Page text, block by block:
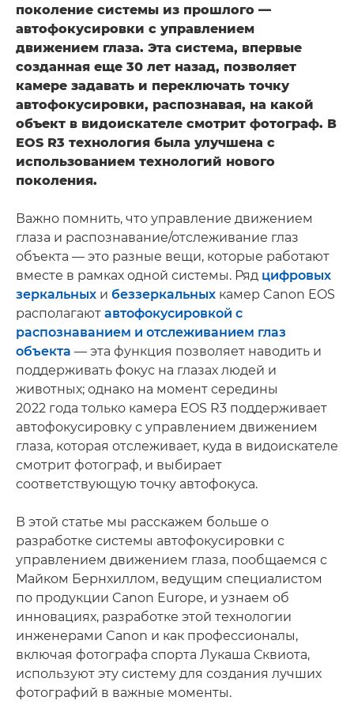
поколение системы из прошлого —
автофокусировки с управлением
движением глаза. Эта система, впервые
созданная еще 30 лет назад, позволяет
камере задавать и переключать точку
автофокусировки, распознавая, на какой
объект в видоискателе смотрит фотограф. В
EOS R3 технология была улучшена с
использованием технологий нового
поколения.
Важно помнить, что управление движением
глаза и распознавание/отслеживание глаз
объекта — это разные вещи, которые работают
вместе в рамках одной системы. Ряд цифровых
зеркальных и беззеркальных камер Canon EOS
располагают автофокусировкой с
распознаванием и отслеживанием глаз
объекта — эта функция позволяет наводить и
поддерживать фокус на глазах людей и
животных; однако на момент середины
2022 года только камера EOS R3 поддерживает
автофокусировку с управлением движением
глаза, которая отслеживает, куда в видоискателе
смотрит фотограф, и выбирает
соответствующую точку автофокуса.
В этой статье мы расскажем больше о
разработке системы автофокусировки с
управлением движением глаза, пообщаемся с
Майком Бернхиллом, ведущим специалистом
по продукции Canon Europe, и узнаем об
инновациях, разработке этой технологии
инженерами Canon и как профессионалы,
включая фотографа спорта Лукаша Сквиота,
используют эту систему для создания лучших
фотографий в важные моменты.